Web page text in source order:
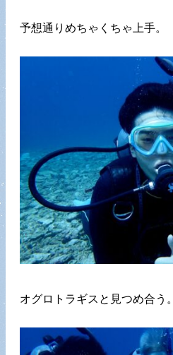
予想通りめちゃくちゃ上手。
オグロトラギスと見つめ合う。